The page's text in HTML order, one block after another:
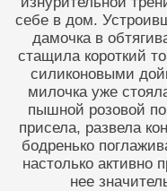
себе в дом.
дамочка в
стащила короткий
силиконовыми
милочка уже
пышной розовой
присела, развела
бодренько
настолько активно
нее